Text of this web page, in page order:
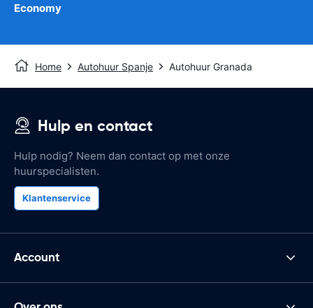
Economy
Home Autohuur Spanje Autohuur Granada
Hulp en contact
Hulp nodig? Neem dan contact op met onze
huurspecialisten.
Klantenservice
Account